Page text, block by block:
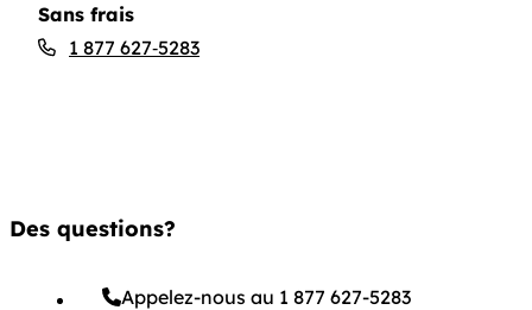
Sans frais
1 877 627‑5283
Des questions?
Appelez-nous au 1 877 627-5283